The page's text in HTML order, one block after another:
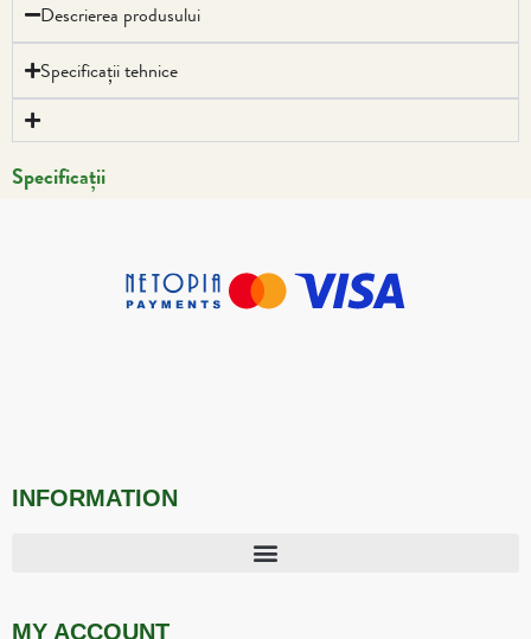
Descrierea produsului
Specificații tehnice
Specificații
INFORMATION
MY ACCOUNT